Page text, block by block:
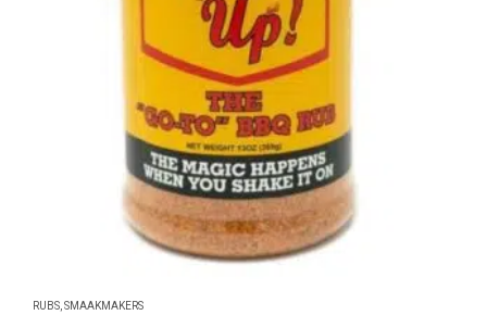
RUBS SMAAKMAKERS